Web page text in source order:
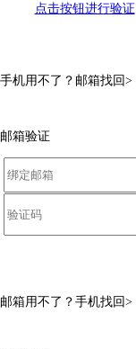
点击按钮进行验证
手机用不了？ 邮箱找回>
邮箱验证
邮箱用不了？ 手机找回>